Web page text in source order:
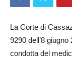
La Corte di
9290 dell’8
condotta del